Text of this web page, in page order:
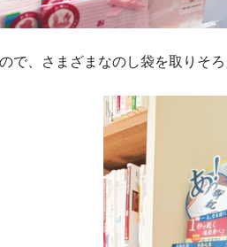
で、さまざまなのし袋を取りそろ